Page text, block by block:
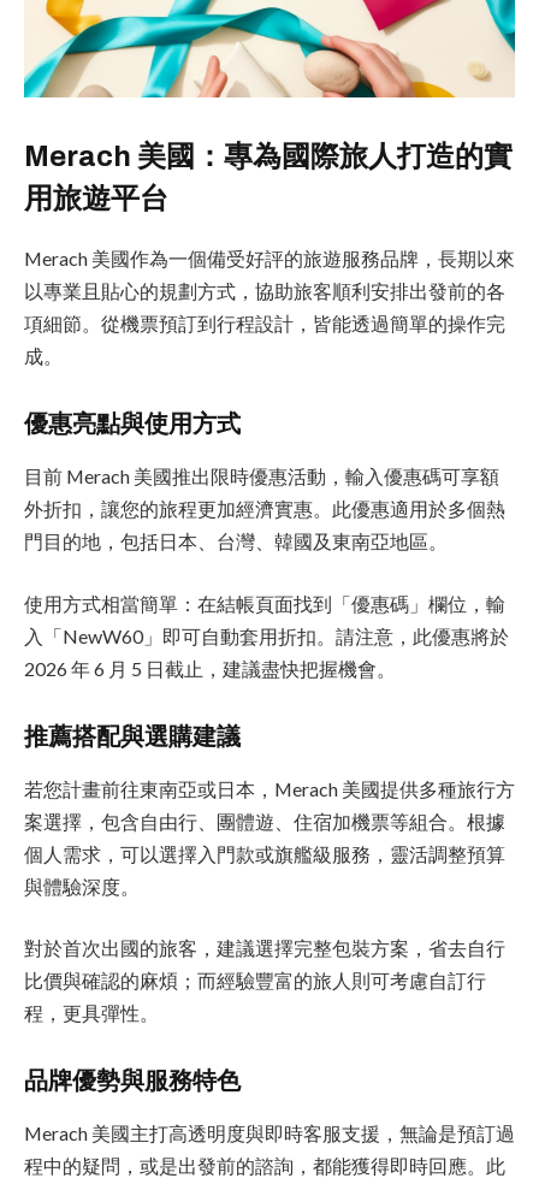
Merach 美國：專為國際旅人打造的實
用旅遊平台
Merach 美國作為一個備受好評的旅遊服務品牌，長期以來
以專業且貼心的規劃方式，協助旅客順利安排出發前的各
項細節。從機票預訂到行程設計，皆能透過簡單的操作完
成。
優惠亮點與使用方式
目前 Merach 美國推出限時優惠活動，輸入優惠碼可享額
外折扣，讓您的旅程更加經濟實惠。此優惠適用於多個熱
門目的地，包括日本、台灣、韓國及東南亞地區。
使用方式相當簡單：在結帳頁面找到「優惠碼」欄位，輸
入「NewW60」即可自動套用折扣。請注意，此優惠將於
2026 年 6 月 5 日截止，建議盡快把握機會。
推薦搭配與選購建議
若您計畫前往東南亞或日本，Merach 美國提供多種旅行方
案選擇，包含自由行、團體遊、住宿加機票等組合。根據
個人需求，可以選擇入門款或旗艦級服務，靈活調整預算
與體驗深度。
對於首次出國的旅客，建議選擇完整包裝方案，省去自行
比價與確認的麻煩；而經驗豐富的旅人則可考慮自訂行
程，更具彈性。
品牌優勢與服務特色
Merach 美國主打高透明度與即時客服支援，無論是預訂過
程中的疑問，或是出發前的諮詢，都能獲得即時回應。此